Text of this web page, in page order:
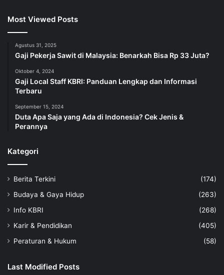
Most Viewed Posts
Agustus 31, 2025
Gaji Pekerja Sawit di Malaysia: Benarkah Bisa Rp 33 Juta?
Oktober 4, 2024
Gaji Local Staff KBRI: Panduan Lengkap dan Informasi
Terbaru
September 15, 2024
Duta Apa Saja yang Ada di Indonesia? Cek Jenis &
Perannya
Kategori
Berita Terkini
(174)
Budaya & Gaya Hidup
(263)
Info KBRI
(268)
Karir & Pendidikan
(405)
Peraturan & Hukum
(58)
Last Modified Posts